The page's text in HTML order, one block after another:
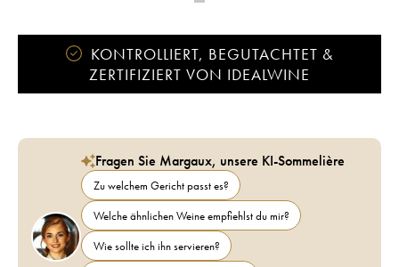
KONTROLLIERT, BEGUTACHTET &
ZERTIFIZIERT VON IDEALWINE
Fragen Sie Margaux, unsere KI-Sommelière
Zu welchem Gericht passt es?
Welche ähnlichen Weine empfiehlst du mir?
Wie sollte ich ihn servieren?